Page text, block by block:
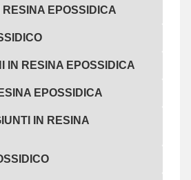
RESINA EPOSSIDICA
IN RESINA EPOSSIDICA
EPOSSIDICA
IN RESINA